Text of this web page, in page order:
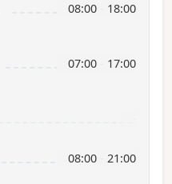
08:00 18:00
07:00 17:00
08:00 21:00